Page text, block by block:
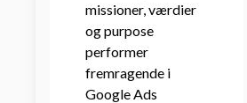
missioner, værdier
og purpose
performer
fremragende i
Google Ads